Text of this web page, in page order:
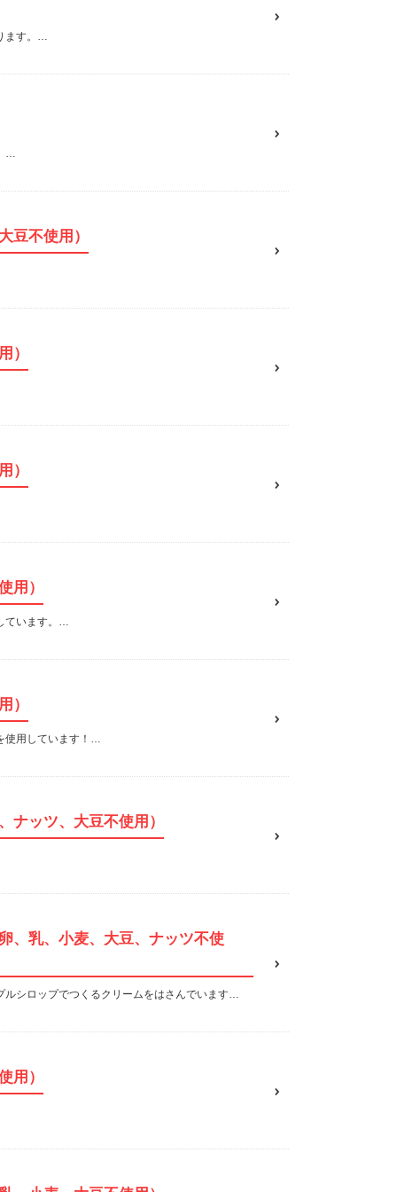
ます。…
…
豆不使用）
）
）
用）
ています。…
）
使用しています！…
ナッツ、大豆不使用）
、乳、小麦、大豆、ナッツ不使
シロップでつくるクリームをはさんでいます…
用）